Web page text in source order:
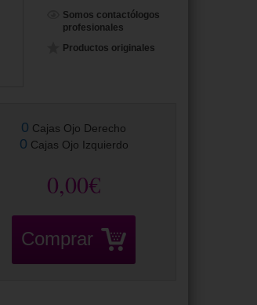
Somos contactólogos
profesionales
Productos originales
0 Cajas Ojo Derecho
0 Cajas Ojo Izquierdo
0,00€
Comprar